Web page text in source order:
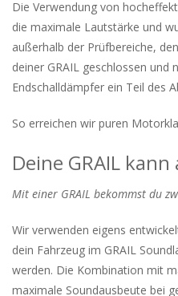
Die Verwendung von
die maximale Lautstärke und
außerhalb der Prüfbereiche,
deiner GRAIL geschlossen und
Endschalldämpfer ein Teil des
So erreichen wir puren
Deine GRAIL kann
Mit einer GRAIL bekommst du
Wir verwenden eigens
dein Fahrzeug im GRAIL
werden. Die Kombination mit
maximale Soundausbeute bei